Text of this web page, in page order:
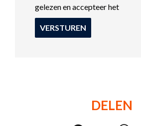
gelezen en accepteer het
VERSTUREN
DELEN